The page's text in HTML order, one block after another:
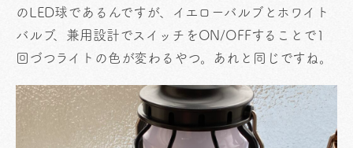
のLED球であるんですが、イエローバルブとホワイト
バルブ、兼用設計でスイッチをON/OFFすることで1
回づつライトの色が変わるやつ。あれと同じですね。